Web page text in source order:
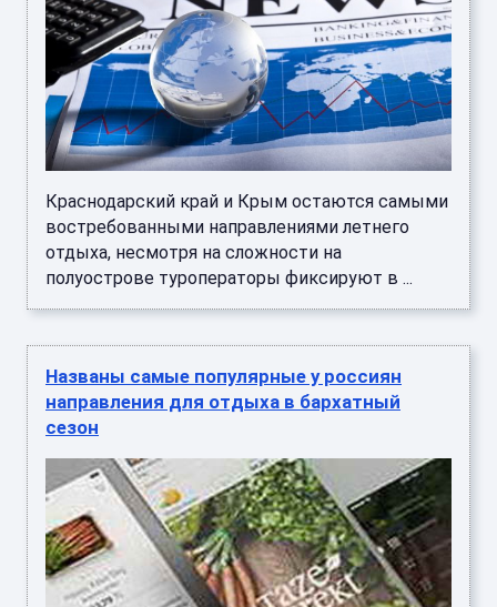
Краснодарский край и Крым остаются самыми
востребованными направлениями летнего
отдыха, несмотря на сложности на
полуострове туроператоры фиксируют в ...
Названы самые популярные у россиян
направления для отдыха в бархатный
сезон